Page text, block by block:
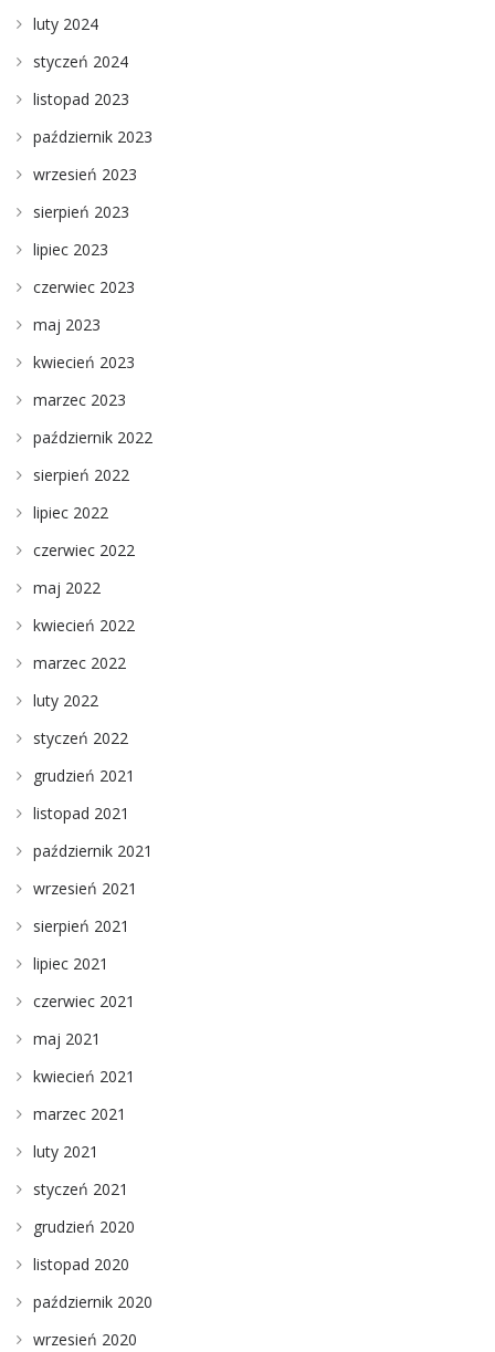
luty 2024
styczeń 2024
listopad 2023
październik 2023
wrzesień 2023
sierpień 2023
lipiec 2023
czerwiec 2023
maj 2023
kwiecień 2023
marzec 2023
październik 2022
sierpień 2022
lipiec 2022
czerwiec 2022
maj 2022
kwiecień 2022
marzec 2022
luty 2022
styczeń 2022
grudzień 2021
listopad 2021
październik 2021
wrzesień 2021
sierpień 2021
lipiec 2021
czerwiec 2021
maj 2021
kwiecień 2021
marzec 2021
luty 2021
styczeń 2021
grudzień 2020
listopad 2020
październik 2020
wrzesień 2020